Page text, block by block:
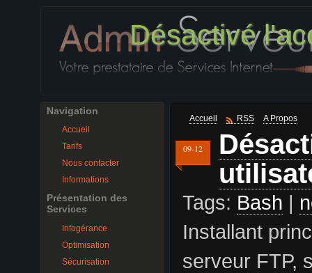
Désactivé
Navigation
Accueil
Tarifs
Nous contacter
Informations
Présentation des
Services
Infogérance
Optimisation
Sécurisation
Accueil RSS A Propos
09-12
Tags: Bash |
Installant
serveur FTP,